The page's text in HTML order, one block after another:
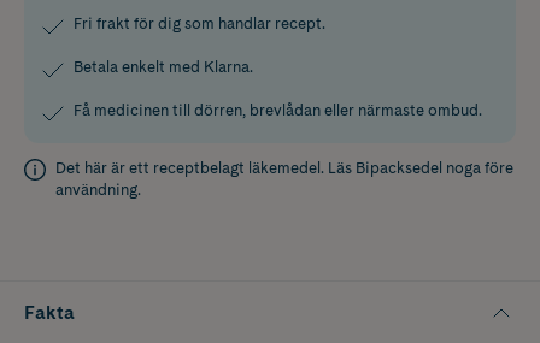
Fri frakt för dig som handlar recept.
Betala enkelt med Klarna.
Få medicinen till dörren, brevlådan eller närmaste ombud.
Det här är ett receptbelagt läkemedel. Läs Bipacksedel noga före
användning.
Fakta